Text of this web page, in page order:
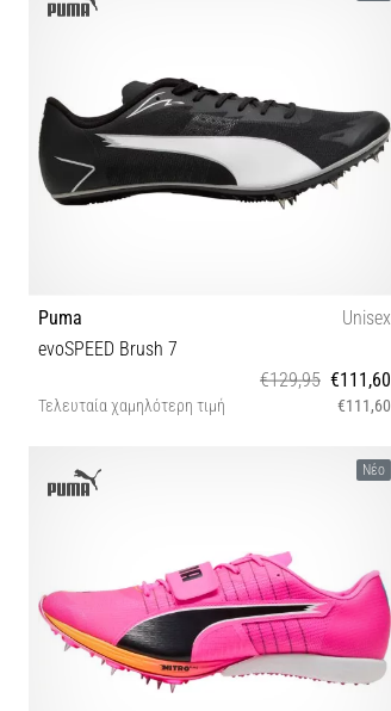
Puma
Unisex
evoSPEED Brush 7
€129,95 €111,60
Τελευταία χαμηλότερη τιμή €111,60
38½ 40 40½ 41 42 42½ 43 44 44½ 45 46 Νέο